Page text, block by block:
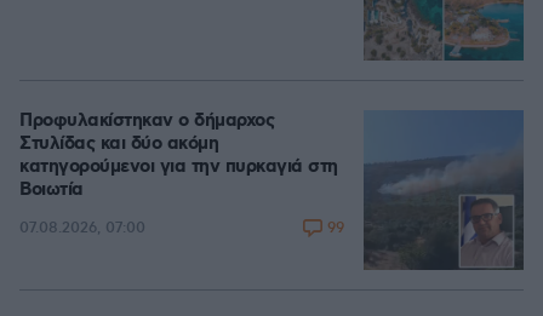
Προφυλακίστηκαν ο δήμαρχος
Στυλίδας και δύο ακόμη
κατηγορούμενοι για την πυρκαγιά στη
Βοιωτία
07.08.2026, 07:00 99